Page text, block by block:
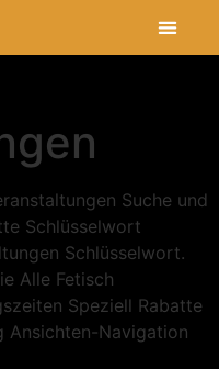
Suche und
Schlüsselwort
Schlüsselwort.
Alle Fetisch
Speziell Rabatte
Ansichten-Navigation